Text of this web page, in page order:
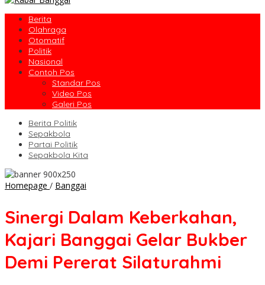
Berita
Olahraga
Otomatif
Politik
Nasional
Contoh Pos
Standar Pos
Video Pos
Galeri Pos
Berita Politik
Sepakbola
Partai Politik
Sepakbola Kita
Homepage / Banggai
Kajari
Gelar
Bukber
Demi
Sinergi Dalam Keberkahan,
Kajari Banggai Gelar Bukber
Demi Pererat Silaturahmi